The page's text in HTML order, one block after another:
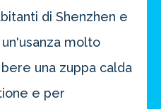
di Shenzhen e
molto
una zuppa calda
e per